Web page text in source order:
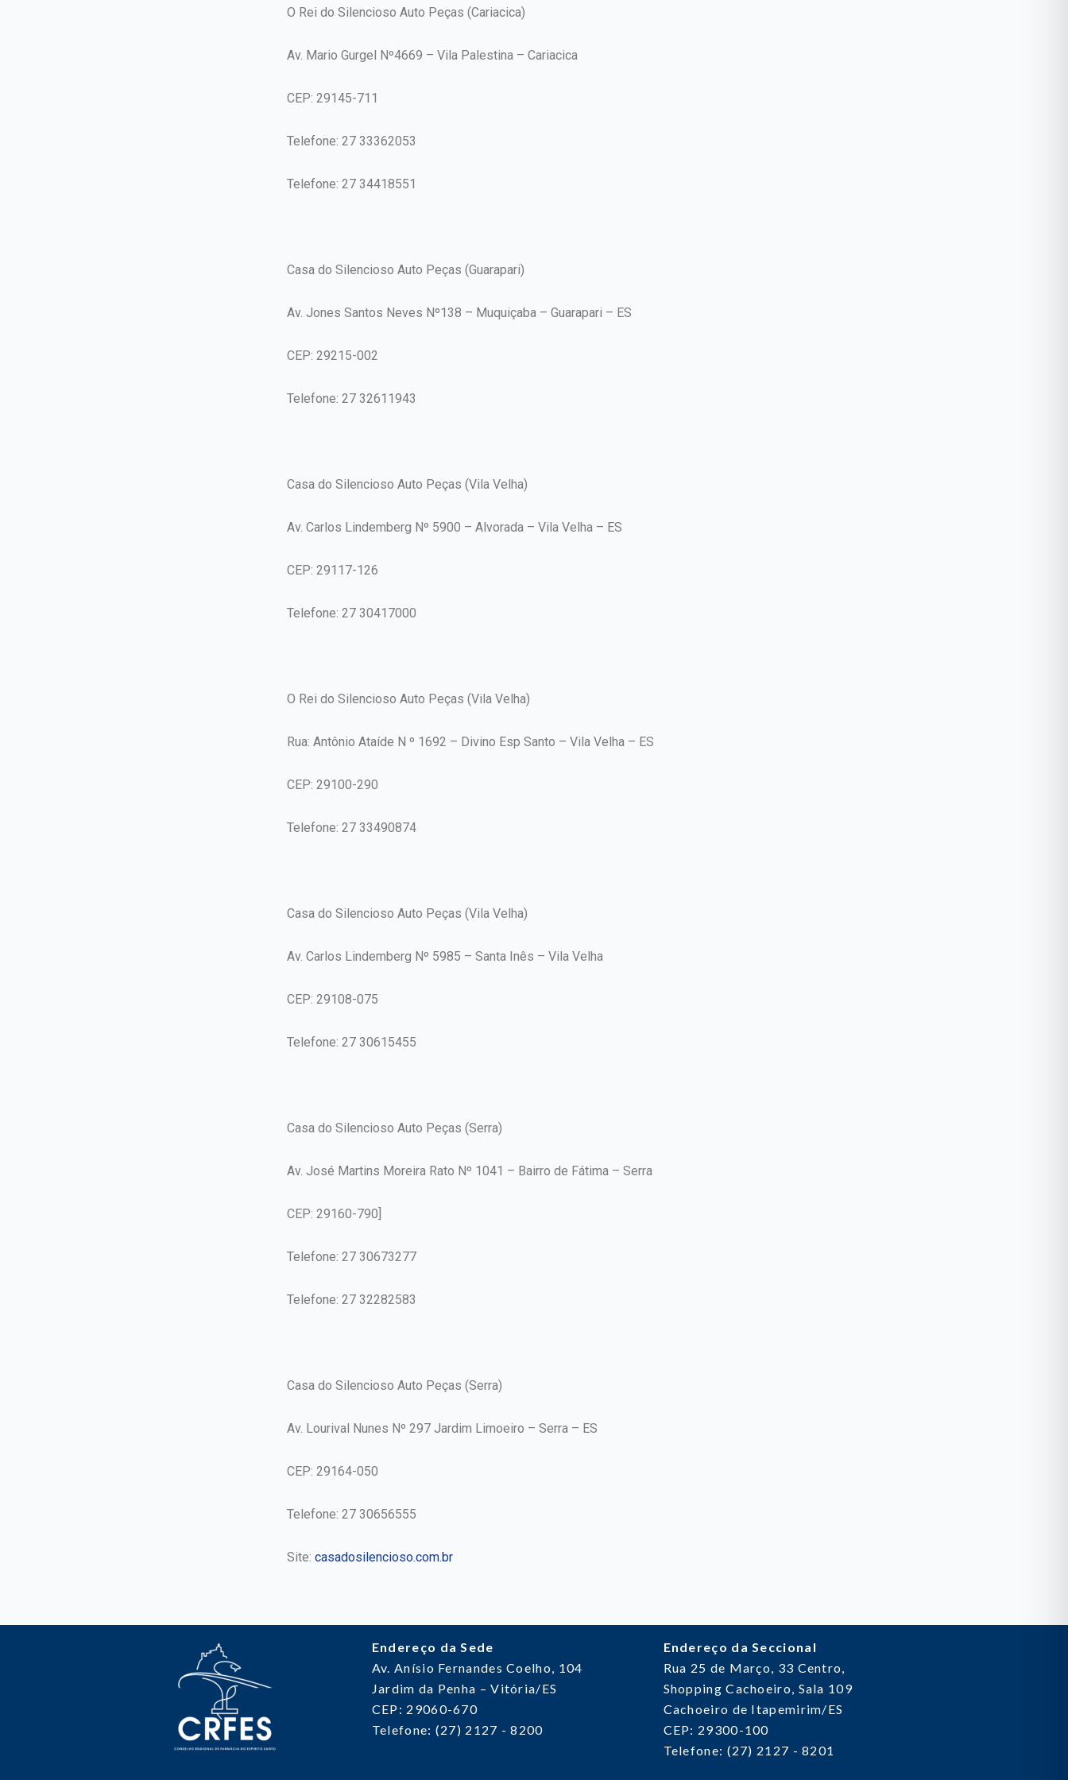
O Rei do Silencioso Auto Peças (Cariacica)
Av. Mario Gurgel Nº4669 – Vila Palestina – Cariacica
CEP: 29145-711
Telefone: 27 33362053
Telefone: 27 34418551
Casa do Silencioso Auto Peças (Guarapari)
Av. Jones Santos Neves Nº138 – Muquiçaba – Guarapari – ES
CEP: 29215-002
Telefone: 27 32611943
Casa do Silencioso Auto Peças (Vila Velha)
Av. Carlos Lindemberg Nº 5900 – Alvorada – Vila Velha – ES
CEP: 29117-126
Telefone: 27 30417000
O Rei do Silencioso Auto Peças (Vila Velha)
Rua: Antônio Ataíde N º 1692 – Divino Esp Santo – Vila Velha – ES
CEP: 29100-290
Telefone: 27 33490874
Casa do Silencioso Auto Peças (Vila Velha)
Av. Carlos Lindemberg Nº 5985 – Santa Inês – Vila Velha
CEP: 29108-075
Telefone: 27 30615455
Casa do Silencioso Auto Peças (Serra)
Av. José Martins Moreira Rato Nº 1041 – Bairro de Fátima – Serra
CEP: 29160-790]
Telefone: 27 30673277
Telefone: 27 32282583
Casa do Silencioso Auto Peças (Serra)
Av. Lourival Nunes Nº 297 Jardim Limoeiro – Serra – ES
CEP: 29164-050
Telefone: 27 30656555
Site: casadosilencioso.com.br
Endereço da Sede
Av. Anísio Fernandes Coelho, 104
Jardim da Penha – Vitória/ES
CEP: 29060-670
Telefone: (27) 2127 - 8200
Endereço da Seccional
Rua 25 de Março, 33 Centro,
Shopping Cachoeiro, Sala 109
Cachoeiro de Itapemirim/ES
CEP: 29300-100
Telefone: (27) 2127 - 8201